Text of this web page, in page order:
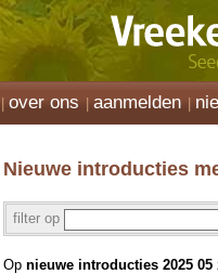
over ons aanmelden
Nieuwe introducties
filter op
Op nieuwe introducties 2025 05